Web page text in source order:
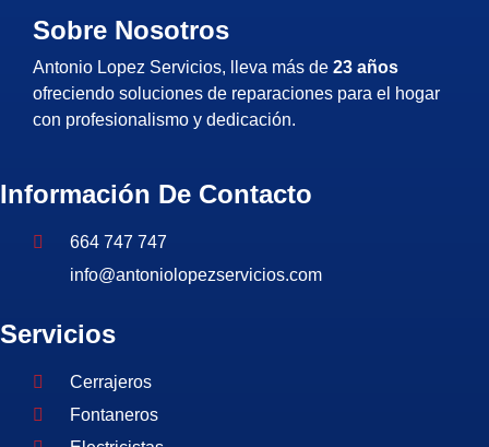
Sobre Nosotros
Antonio Lopez Servicios, lleva más de 23 años
ofreciendo soluciones de reparaciones para el hogar
con profesionalismo y dedicación.
Información De Contacto
664 747 747
info@antoniolopezservicios.com
Servicios
Cerrajeros
Fontaneros